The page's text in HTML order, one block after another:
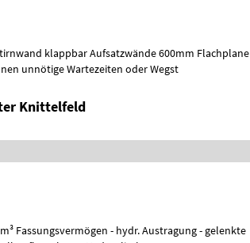
klappbar Aufsatzwände 600mm Flachplane
Rohrabstellstützen Um Ihnen unnötige Wartezeiten oder Wegst
Knittelfeld